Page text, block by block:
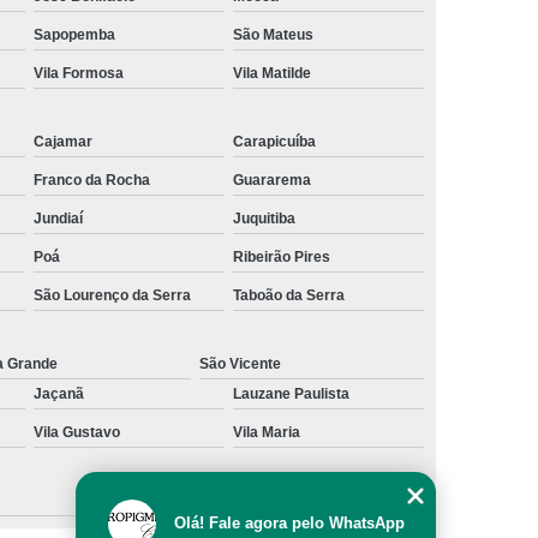
Preenchimento Capilar com Micro Ponto
Preenchimento Capilar com Pigmentação
Preenchimento Capilar Masculino
Preenchimento Capilar nas Entradas
Diminuir Testa
Tratamento de Calvície
Tratamento para Calvície com Micopigmentação
Tratamento para Calvície em Homens
Tratamento para Calvície Masculina
Sapopemba São Mateus
Vila Formosa Vila Matilde
Cajamar Carapicuíba
Franco da Rocha Guararema
Jundiaí Juquitiba
Poá Ribeirão Pires
São Lourenço da Serra Taboão da Serra
Grande
São Vicente
Jaçanã Lauzane Paulista
Vila Gustavo Vila Maria
Olá! Fale agora pelo WhatsApp